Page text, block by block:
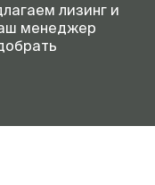
лизинг и
менеджер